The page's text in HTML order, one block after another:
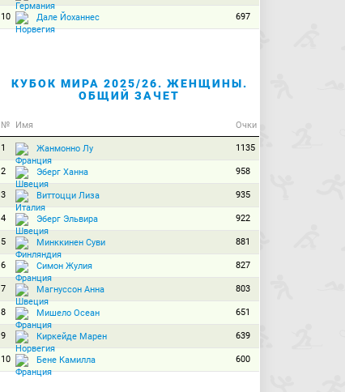
10 Дале Йоханнес 697
КУБОК МИРА 2025/26. ЖЕНЩИНЫ.
ОБЩИЙ ЗАЧЕТ
№ Имя Очки
1 Жанмонно Лу 1135
2 Эберг Ханна 958
3 Виттоцци Лиза 935
4 Эберг Эльвира 922
5 Минккинен Суви 881
6 Симон Жулия 827
7 Магнуссон Анна 803
8 Мишело Осеан 651
9 Киркейде Марен 639
10 Бене Камилла 600